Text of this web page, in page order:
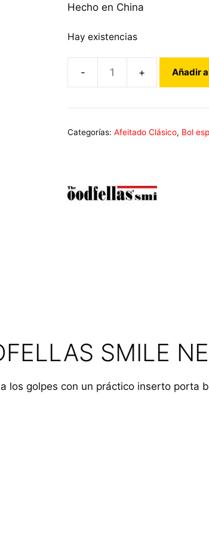
Hecho en China
Hay existencias
THE
SMILE
Añadir
Categorías:Afeitado Clásico, Bol
SMILE
los golpes con un práctico inserto porta